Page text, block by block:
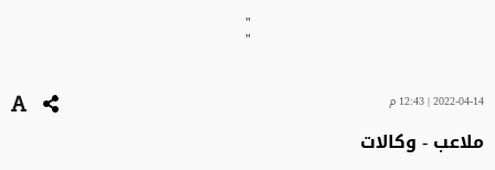
"
"
2022-04-14 | 12:43 م
ملاعب - وكالات